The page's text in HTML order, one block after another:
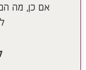
אם כן, מה